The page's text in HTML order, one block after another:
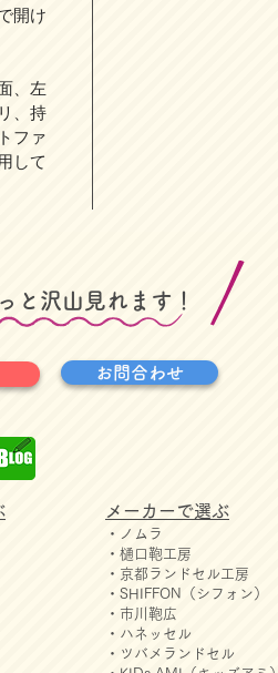
開け
、左
、持
ファ
して
と沢山見れます！
お問合わせ
メーカーで選ぶ
・ノムラ
・樋口鞄工房
・京都ランドセル工房
・SHIFFON（シフォン）
・市川鞄広
・ハネッセル
・ツバメランドセル